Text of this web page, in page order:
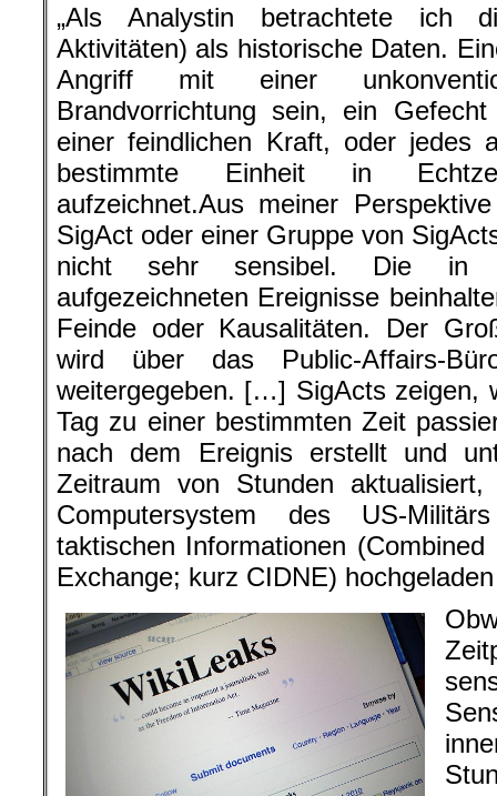
„Als Analystin betrachtete ich
Aktivitäten) als historische Daten.
Angriff mit einer
Brandvorrichtung sein, ein
einer feindlichen Kraft, oder jedes
bestimmte Einheit in
aufzeichnet.Aus meiner
SigAct oder einer Gruppe von
nicht sehr sensibel. Die in
aufgezeichneten Ereignisse
Feinde oder Kausalitäten. Der
wird über das Public-Affairs-
weitergegeben. […] SigActs zeigen,
Tag zu einer bestimmten Zeit
nach dem Ereignis erstellt und
Zeitraum von Stunden
Computersystem des US-
taktischen Informationen
Exchange; kurz CIDNE)